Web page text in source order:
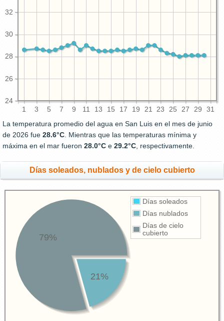
1 3 5 7 9 11 13 15 17 19 21 23 25 27 29 31
24
26
28
30
32
La temperatura promedio del agua en San Luis en el mes de junio
de 2026 fue 28.6°C. Mientras que las temperaturas mínima y
máxima en el mar fueron 28.0°C e 29.2°C, respectivamente.
Días soleados, nublados y de cielo cubierto
Días soleados
Días nublados
Días de cielo
cubierto
21%
79%